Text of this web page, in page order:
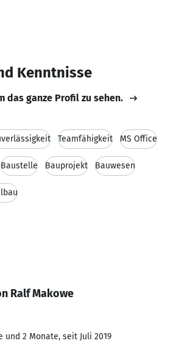
Kenntnisse
das ganze Profil zu sehen.
Teamfähigkeit MS Office
Baustelle Bauprojekt Bauwesen
Ralf Makowe
und 2 Monate, seit Juli 2019